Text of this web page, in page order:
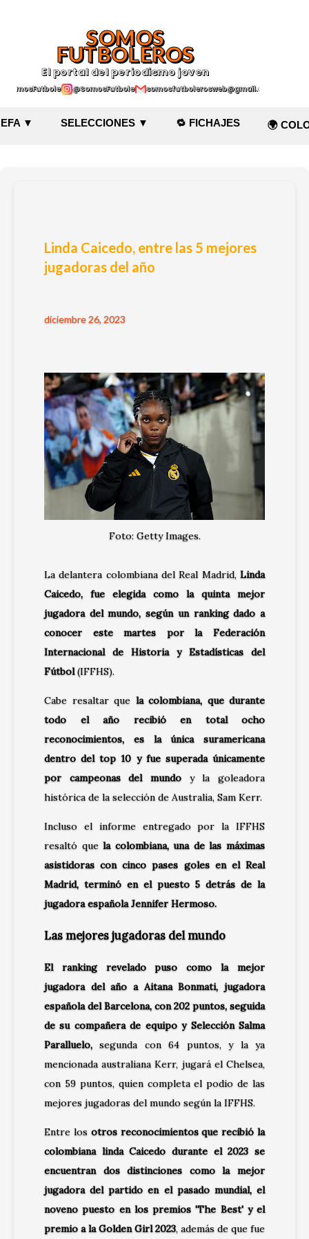
SOMOS
FUTBOLEROS
El portal del periodismo joven
@SomosFutbolerossomosfutbolerosweb@gmail.com
▼ SELECCIONES ▼ 🔁 FICHAJES 🌍
Linda Caicedo, entre las 5 mejores
jugadoras del año
diciembre 26, 2023
Foto: Getty Images.
La delantera colombiana del Real Madrid, Linda
Caicedo, fue elegida como la quinta mejor
jugadora del mundo, según un ranking dado a
conocer este martes por la Federación
Internacional de Historia y Estadísticas del
Fútbol(IFFHS).
Cabe resaltar que la colombiana, que durante
todo el año recibió en total ocho
reconocimientos, es la única suramericana
dentro del top 10 y fue superada únicamente
por campeonas del mundo y la goleadora
histórica de la selección de Australia, Sam Kerr.
Incluso el informe entregado por la IFFHS
resaltó quela colombiana, una de las máximas
asistidoras con cinco pases goles en el Real
Madrid, terminó en el puesto 5 detrás de la
jugadora española Jennifer Hermoso.
Las mejores jugadoras del mundo
El ranking revelado puso como la mejor
jugadora del año a Aitana Bonmati, jugadora
española del Barcelona, con 202 puntos, seguida
de su compañera de equipo y Selección Salma
Paralluelo, segunda con 64 puntos, y la ya
mencionada australiana Kerr, jugará el Chelsea,
con 59 puntos, quien completa el podio de las
mejores jugadoras del mundo según la IFFHS.
Entre losotros reconocimientos que recibió la
colombiana linda Caicedo durante el 2023 se
encuentran dos distinciones como la mejor
jugadora del partido en el pasado mundial, el
noveno puesto en los premios 'The Best' y el
premio a la Golden Girl 2023, además de que fue